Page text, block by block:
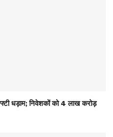
धड़ाम; निवेशकों को 4 लाख करोड़